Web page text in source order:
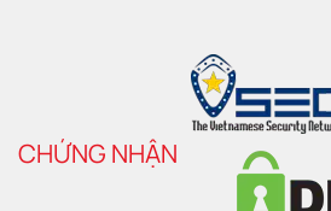
CHỨNG NHẬN